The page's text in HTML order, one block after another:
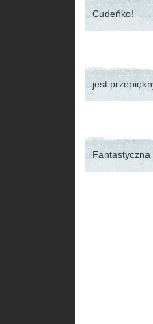
Cudeńko!
jest
Fantastyczna